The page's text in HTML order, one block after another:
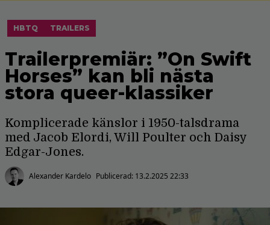
HBTQ TRAILERS
Trailerpremiär: ”On Swift
Horses” kan bli nästa
stora queer-klassiker
Komplicerade känslor i 1950-talsdrama
med Jacob Elordi, Will Poulter och Daisy
Edgar-Jones.
Alexander Kardelo Publicerad: 13.2.2025 22:33